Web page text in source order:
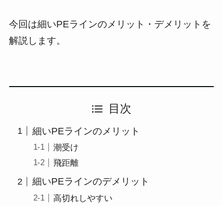
今回は細いPEラインのメリット・デメリットを
解説します。
目次
細いPEラインのメリット
潮受け
飛距離
細いPEラインのデメリット
高切れしやすい